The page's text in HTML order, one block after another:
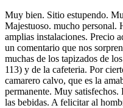
Muy bien. Sitio estupendo.
Majestuoso. mucho personal.
amplias instalaciones. Precio
un comentario que nos
muchas de los tapizados de
113) y de la cafeteria. Por
camarero calvo, que es la
permanente. Muy
las bebidas. A felicitar al